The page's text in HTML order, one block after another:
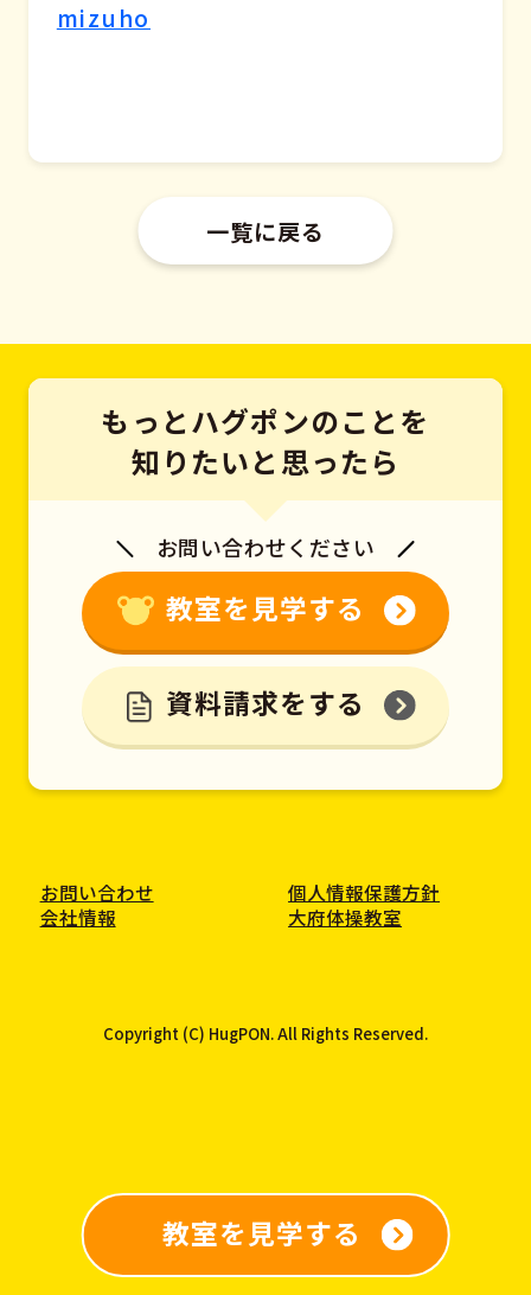
mizuho
一覧に戻る
もっとハグポンのことを
知りたいと思ったら
お問い合わせください
教室を見学する
資料請求をする
お問い合わせ
個人情報保護方針
会社情報
大府体操教室
Copyright (C) HugPON. All Rights Reserved.
教室を見学する